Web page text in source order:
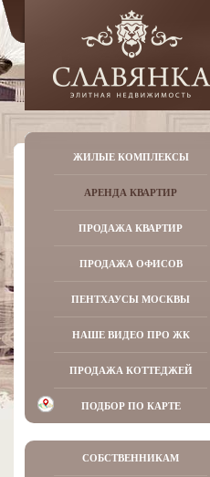
ЖИЛЫЕ КОМПЛЕКСЫ
АРЕНДА КВАРТИР
ПРОДАЖА КВАРТИР
ПРОДАЖА ОФИСОВ
ПЕНТХАУСЫ МОСКВЫ
НАШЕ ВИДЕО ПРО ЖК
ПРОДАЖА КОТТЕДЖЕЙ
ПОДБОР ПО КАРТЕ
СОБСТВЕННИКАМ